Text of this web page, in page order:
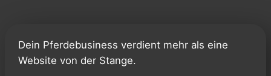
Dein Pferdebusiness verdient mehr als eine
Website von der Stange.